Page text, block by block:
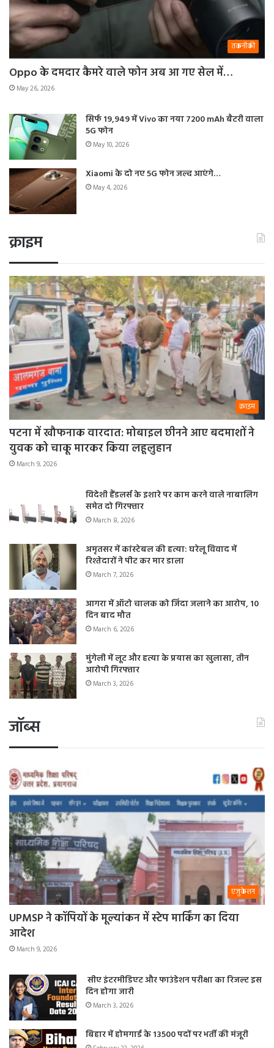
तकनीकी
Oppo के दमदार कैमरे वाले फोन अब आ गए सेल में…
May 26, 2026
सिर्फ 19,949 में Vivo का नया 7200 mAh बैटरी वाला
5G फोन
May 10, 2026
Xiaomi के दो नए 5G फोन जल्द आएंगे…
May 4, 2026
क्राइम
क्राइम
पटना में खौफनाक वारदात: मोबाइल छीनने आए बदमाशों ने
युवक को चाकू मारकर किया लहूलुहान
March 9, 2026
विदेशी हैंडलर्स के इशारे पर काम करने वाले नाबालिग
समेत दो गिरफ्तार
March 8, 2026
अमृतसर में कांस्टेबल की हत्या: घरेलू विवाद में
रिश्तेदारों ने पीट कर मार डाला
March 7, 2026
आगरा में ऑटो चालक को जिंदा जलाने का आरोप, 10
दिन बाद मौत
March 6, 2026
मुंगेली में लूट और हत्या के प्रयास का खुलासा, तीन
आरोपी गिरफ्तार
March 3, 2026
जॉब्स
एजुकेशन
UPMSP ने कॉपियों के मूल्यांकन में स्टेप मार्किंग का दिया
आदेश
March 9, 2026
सीए इंटरमीडिएट और फाउंडेशन परीक्षा का रिजल्ट इस
दिन होगा जारी
March 3, 2026
बिहार में होमगार्ड के 13500 पदों पर भर्ती की मंजूरी